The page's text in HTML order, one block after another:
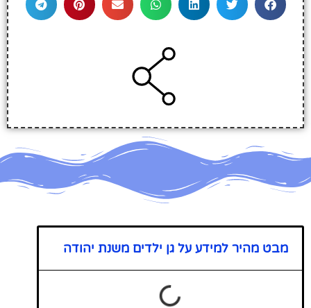
מבט מהיר למידע על גן ילדים משנת יהודה